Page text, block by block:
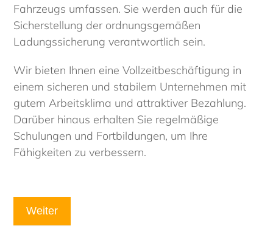
Fahrzeugs umfassen. Sie werden auch für die
Sicherstellung der ordnungsgemäßen
Ladungssicherung verantwortlich sein.
Wir bieten Ihnen eine Vollzeitbeschäftigung in
einem sicheren und stabilem Unternehmen mit
gutem Arbeitsklima und attraktiver Bezahlung.
Darüber hinaus erhalten Sie regelmäßige
Schulungen und Fortbildungen, um Ihre
Fähigkeiten zu verbessern.
Weiter